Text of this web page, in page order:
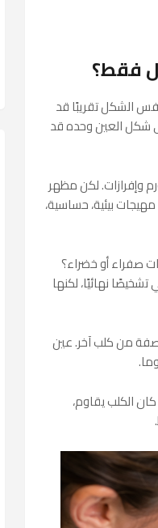
فقط؟
الشكل تقريبًا قد
شكل العين وحده قد
وإفرازات. لكن مظهر
بيئية، حساسية،
صفراء أو خضراء؟
نهائيًا، لكنها
من كلب آخر. عين
الكلب يقاوم،